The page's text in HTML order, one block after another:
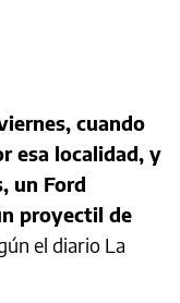
cuando
esa localidad, y
un Ford
proyectil de
el diario La